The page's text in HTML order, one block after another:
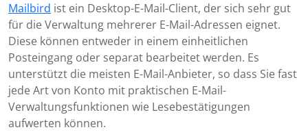
Mailbird ist ein Desktop-E-Mail-Client, der sich sehr gut
für die Verwaltung mehrerer E-Mail-Adressen eignet.
Diese können entweder in einem einheitlichen
Posteingang oder separat bearbeitet werden. Es
unterstützt die meisten E-Mail-Anbieter, so dass Sie fast
jede Art von Konto mit praktischen E-Mail-
Verwaltungsfunktionen wie Lesebestätigungen
aufwerten können.